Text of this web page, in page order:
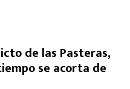
de las Pasteras,
se acorta de